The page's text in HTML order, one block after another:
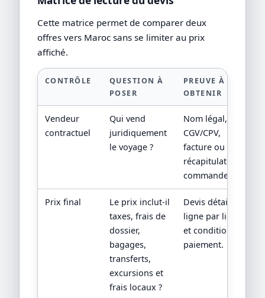
Cette matrice permet de comparer deux
offres vers Maroc sans se limiter au prix
affiché.
CONTRÔLE
QUESTION À
POSER
PREUVE À
OBTENIR
Vendeur
contractuel
Qui vend
juridiquement
le voyage ?
Nom légal,
CGV/CPV,
facture ou
récapitulatif de
commande.
Prix final
Le prix inclut-il
taxes, frais de
dossier,
bagages,
transferts,
excursions et
frais locaux ?
Devis détaillé
ligne par ligne
et conditions de
paiement.